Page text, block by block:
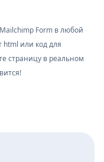
Form в любой
или код для
страницу в реальном